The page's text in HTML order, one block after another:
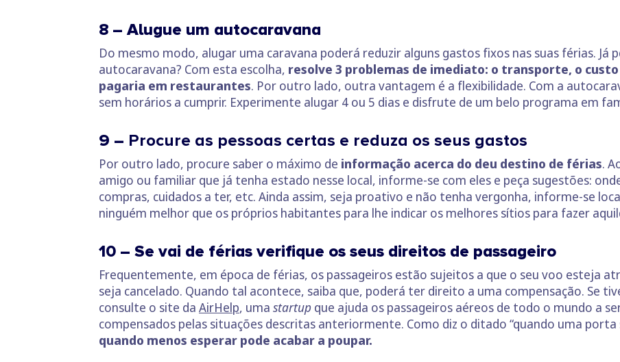
8 – Alugue um autocaravana
Do mesmo modo, alugar uma caravana poderá reduzir alguns gastos fixos nas suas férias. Já
autocaravana? Com esta escolha, resolve 3 problemas de imediato: o transporte, o
pagaria em restaurantes. Por outro lado, outra vantagem é a flexibilidade. Com a
sem horários a cumprir. Experimente alugar 4 ou 5 dias e disfrute de um belo programa em
9 – Procure as pessoas certas e reduza os seus gastos
Por outro lado, procure saber o máximo de informação acerca do deu destino de férias.
amigo ou familiar que já tenha estado nesse local, informe-se com eles e peça sugestões:
compras, cuidados a ter, etc. Ainda assim, seja proativo e não tenha vergonha, informe-se
ninguém melhor que os próprios habitantes para lhe indicar os melhores sítios para fazer
10 – Se vai de férias verifique os seus direitos de passageiro
Frequentemente, em época de férias, os passageiros estão sujeitos a que o seu voo esteja
seja cancelado. Quando tal acontece, saiba que, poderá ter direito a uma compensação. Se
consulte o site da AirHelp, uma startup que ajuda os passageiros aéreos de todo o mundo a
compensados pelas situações descritas anteriormente. Como diz o ditado “quando uma porta
quando menos esperar pode acabar a poupar.